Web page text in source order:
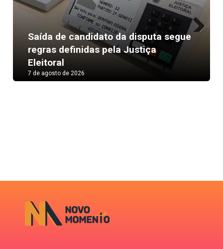
Saída de candidato da disputa segue
regras definidas pela Justiça
Eleitoral
7 de agosto de 2026